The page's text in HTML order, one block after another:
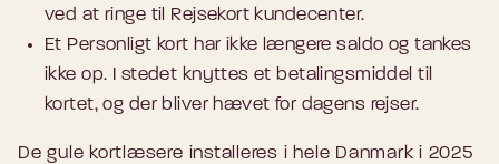
ved at ringe til Rejsekort kundecenter.
Et Personligt kort har ikke længere saldo og tankes
ikke op. I stedet knyttes et betalingsmiddel til
kortet, og der bliver hævet for dagens rejser.
De gule kortlæsere installeres i hele Danmark i 2025